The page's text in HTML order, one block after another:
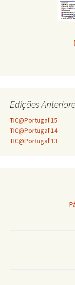
Edições
TIC@Portugal'15
TIC@Portugal'14
TIC@Portugal'13